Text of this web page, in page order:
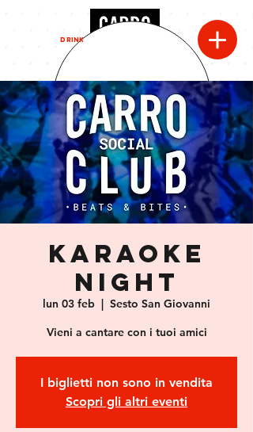
DRINK
Karaoke
night
lun 03 feb
  |
Sesto San Giovanni
Vieni a cantare con i tuoi amici
I biglietti non sono in vendita
Scopri gli altri eventi